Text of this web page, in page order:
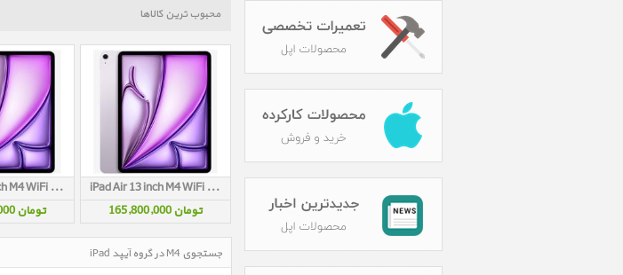
محبوب ترین کالاها
iPad Air 13 inch M4 WiFi 256GB Purple 2026
تومان 192,800,000
iPad Air 13 inch M4 WiFi 128GB Purple 2026
تومان 165,800,000
جستجوی M4 در گروه آیپد iPad